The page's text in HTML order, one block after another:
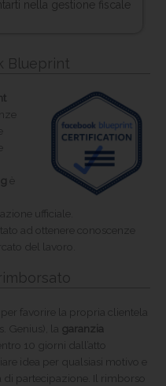
nella gestione fiscale
Blueprint
è
ufficiale.
ad ottenere conoscenze
del lavoro.
favorire la propria clientela
Genius), la garanzia
10 giorni dall’atto
idea per qualsiasi motivo e
partecipazione. Il rimborso